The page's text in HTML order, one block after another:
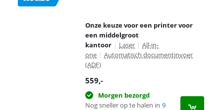
Onze keuze voor een printer voor
een middelgroot
kantoor | Laser | All-in-
one | Automatisch documentinvoer
(ADF)
559,-
Morgen bezorgd
Nog sneller op te halen in 9